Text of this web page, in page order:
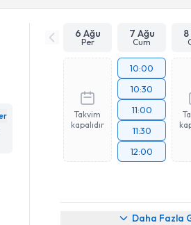
6 Ağu
Per
7 Ağu
Cum
Takvim
kapalıdır
10:00
10:30
11:00
11:30
12:00
Daha Fazla
Randevu Takvimi Talebi